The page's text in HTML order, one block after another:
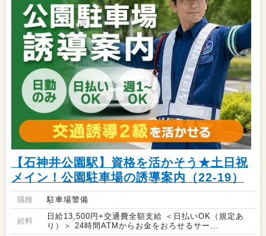
【石神井公園駅】資格を活かそう★土日祝
メイン！公園駐車場の誘導案内（22-19）
職種 駐車場警備
給料
日給13,500円+交通費全額支給 ＜日払いOK（規定あ
り）＞ 24時間ATMからお金をおろせるサー...